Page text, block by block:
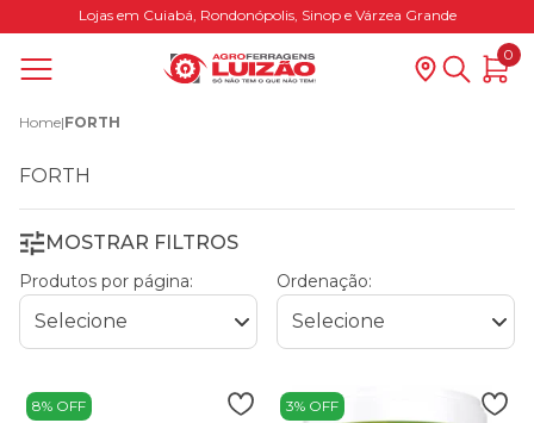
Lojas em Cuiabá, Rondonópolis, Sinop e Várzea Grande
0
Home|FORTH
FORTH
MOSTRAR FILTROS
Produtos por página: Ordenação:
8% OFF 3% OFF